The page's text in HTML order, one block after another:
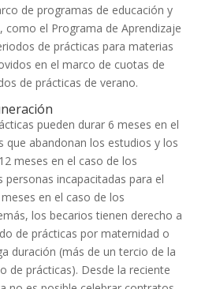
de programas de educación y
como el Programa de Aprendizaje
de prácticas para materias
en el marco de cuotas de
de prácticas de verano.
pueden durar 6 meses en el
que abandonan los estudios y los
meses en el caso de los
personas incapacitadas para el
en el caso de los
los becarios tienen derecho a
de prácticas por maternidad o
duración (más de un tercio de la
de prácticas). Desde la reciente